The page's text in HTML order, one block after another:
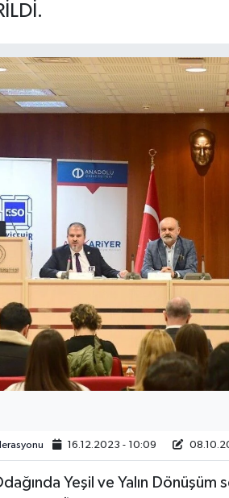
16.12.2023 - 10:09
Yeşil ve Yalın Dönüşüm